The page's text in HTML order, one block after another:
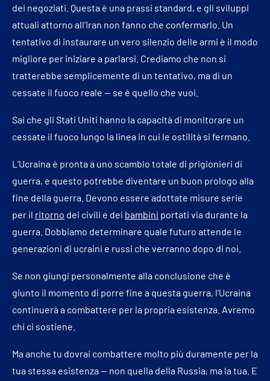
dei negoziati. Questa è una prassi standard, e gli sviluppi
attuali attorno all’Iran non fanno che confermarlo. Un
tentativo di instaurare un vero silenzio delle armi è il modo
migliore per iniziare a parlarsi. Crediamo che non si
tratterebbe semplicemente di un tentativo, ma di un
cessate il fuoco reale — se è quello che vuoi.
Sai che gli Stati Uniti hanno la capacità di monitorare un
cessate il fuoco lungo la linea in cui le ostilità si fermano.
L’Ucraina è pronta a uno scambio totale di prigionieri di
guerra, e questo potrebbe diventare un buon prologo alla
fine della guerra. Devono essere adottate misure serie
per il ritorno dei civili e dei bambini portati via durante la
guerra. Dobbiamo determinare quale futuro attende le
generazioni di ucraini e russi che verranno dopo di noi.
Se non giungi personalmente alla conclusione che è
giunto il momento di porre fine a questa guerra, l’Ucraina
continuerà a combattere per la propria esistenza. Avremo
chi ci sostiene.
Ma anche tu dovrai combattere molto più duramente per la
tua stessa esistenza — non quella della Russia, ma la tua. E